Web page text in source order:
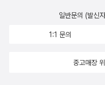
일반문의 (발신
1:1 문의
중고매장